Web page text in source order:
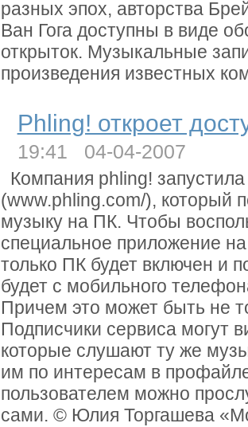
разных эпох, авторства
Ван Гога доступны в виде
открыток. Музыкальные
произведения известных
Phling! откроет
19:41 04-04-2007
Компания phling!
(www.phling.com/), который
музыку на ПК. Чтобы
специальное приложение
только ПК будет включен и
будет с мобильного
Причем это может быть не
Подписчики сервиса могут
которые слушают ту же
им по интересам в
пользователем можно
сами. © Юлия Торгашева